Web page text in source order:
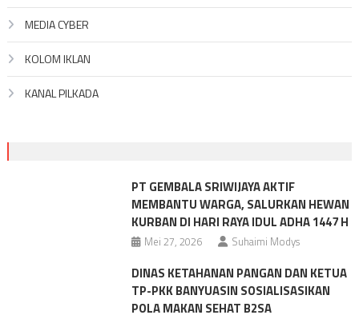
MEDIA CYBER
KOLOM IKLAN
KANAL PILKADA
PT GEMBALA SRIWIJAYA AKTIF
MEMBANTU WARGA, SALURKAN HEWAN
KURBAN DI HARI RAYA IDUL ADHA 1447 H
Mei 27, 2026 Suhaimi Modys
DINAS KETAHANAN PANGAN DAN KETUA
TP-PKK BANYUASIN SOSIALISASIKAN
POLA MAKAN SEHAT B2SA